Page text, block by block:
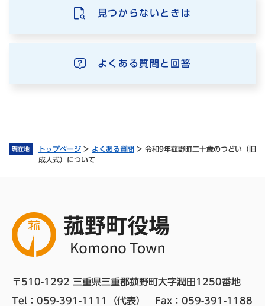
現在地 トップページ > よくある質問 > 令和9年菰野町二十歳のつどい（旧
成人式）について
見つからないときは
よくある質問と回答
〒510-1292 三重県三重郡菰野町大字潤田1250番地
Tel：059-391-1111（代表）
Fax：059-391-1188